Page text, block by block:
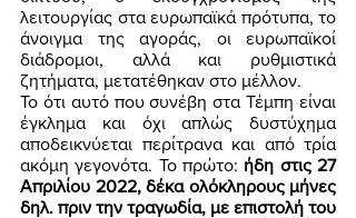
λειτουργίας στα ευρωπαϊκά πρότυπα, το
άνοιγμα της αγοράς, οι ευρωπαϊκοί
διάδρομοι, αλλά και ρυθμιστικά
ζητήματα, μετατέθηκαν στο μέλλον.
Το ότι αυτό που συνέβη στα Τέμπη είναι
έγκλημα και όχι απλώς δυστύχημα
αποδεικνύεται περίτρανα και από τρία
ακόμη γεγονότα. Το πρώτο: ήδη στις 27
Απριλίου 2022, δέκα ολόκληρους μήνες
δηλ. πριν την τραγωδία, με επιστολή του